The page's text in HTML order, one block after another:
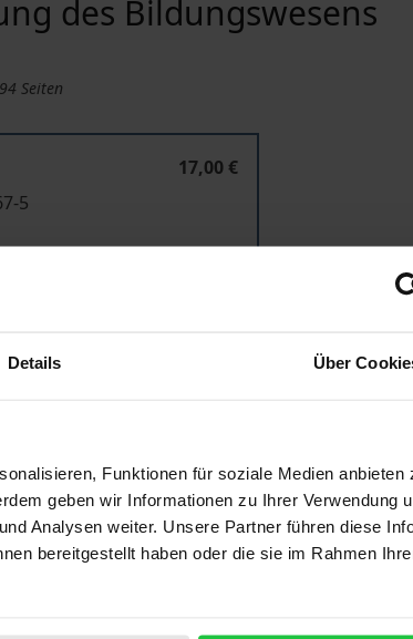
Details Über
Funktionen für soziale Medien anbieten
geben wir Informationen zu Ihrer Verwendung
Analysen weiter. Unsere Partner führen diese
bereitgestellt haben oder die sie im Rahmen
des Bildungswesens
Seiten
17,00 €
5
Angaben
90er Jahren und aus der besonderen
die folgenden Kapitel die Geschichte